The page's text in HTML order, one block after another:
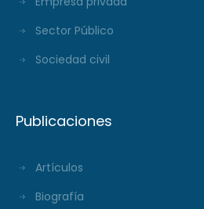
Sector Público
Sociedad civil
Publicaciones
Artículos
Biografía